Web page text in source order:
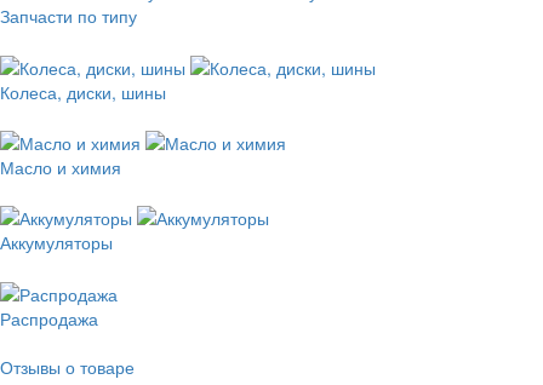
Запчасти по типу
Колеса, диски, шины
Масло и химия
Аккумуляторы
Распродажа
Отзывы о товаре